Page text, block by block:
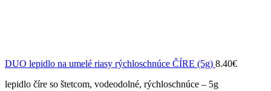
DUO lepidlo na umelé riasy rýchloschnúce ČÍRE (5g) 8.40€
lepidlo číre so štetcom, vodeodolné, rýchloschnúce – 5g